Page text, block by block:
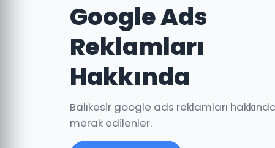
Google Ads
Reklamları
Hakkında
Balıkesir google ads reklamları
merak edilenler.